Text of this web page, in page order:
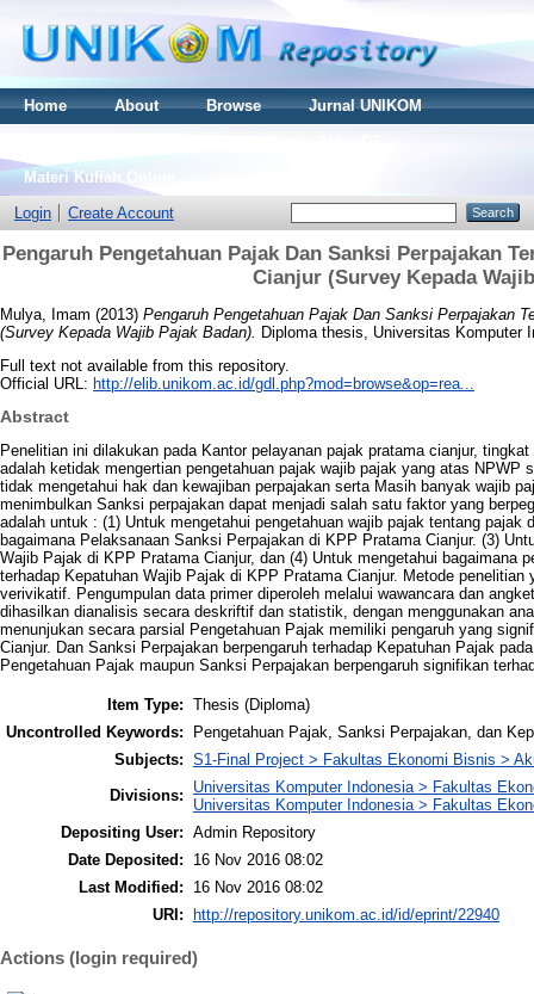
Home About Browse
Jurnal UNIKOM
Materi Kuliah Online
Login
Create Account
Pengaruh Pengetahuan Pajak Dan Sanksi Perpajakan
Cianjur (Survey Kepada
Mulya, Imam (2013) Pengaruh Pengetahuan Pajak Dan Sanksi Perpajakan
(Survey Kepada Wajib Pajak Badan).
Diploma thesis, Universitas Komputer
Full text not available from this repository.
Official URL: http://elib.unikom.ac.id/gdl.php?mod=browse&op=rea...
Abstract
Penelitian ini dilakukan pada Kantor pelayanan pajak pratama cianjur,
adalah ketidak mengertian pengetahuan pajak wajib pajak yang atas NPWP
tidak mengetahui hak dan kewajiban perpajakan serta Masih banyak wajib
menimbulkan Sanksi perpajakan dapat menjadi salah satu faktor yang
adalah untuk : (1) Untuk mengetahui pengetahuan wajib pajak tentang pajak
bagaimana Pelaksanaan Sanksi Perpajakan di KPP Pratama Cianjur. (3)
Wajib Pajak di KPP Pratama Cianjur, dan (4) Untuk mengetahui bagaimana
terhadap Kepatuhan Wajib Pajak di KPP Pratama Cianjur. Metode
verivikatif. Pengumpulan data primer diperoleh melalui wawancara dan
dihasilkan dianalisis secara deskriftif dan statistik, dengan menggunakan
menunjukan secara parsial Pengetahuan Pajak memiliki pengaruh yang
Cianjur. Dan Sanksi Perpajakan berpengaruh terhadap Kepatuhan Pajak
Pengetahuan Pajak maupun Sanksi Perpajakan berpengaruh signifikan
Item Type: Thesis (Diploma)
Uncontrolled Keywords:
Pengetahuan Pajak, Sanksi Perpajakan, dan
Subjects: S1-Final Project > Fakultas Ekonomi Bisnis >
Divisions:
Universitas Komputer Indonesia > Fakultas
Universitas Komputer Indonesia > Fakultas
Depositing User: Admin Repository
Date Deposited:
16 Nov 2016 08:02
Last Modified:
16 Nov 2016 08:02
URI:
http://repository.unikom.ac.id/id/eprint/22940
Actions (login required)